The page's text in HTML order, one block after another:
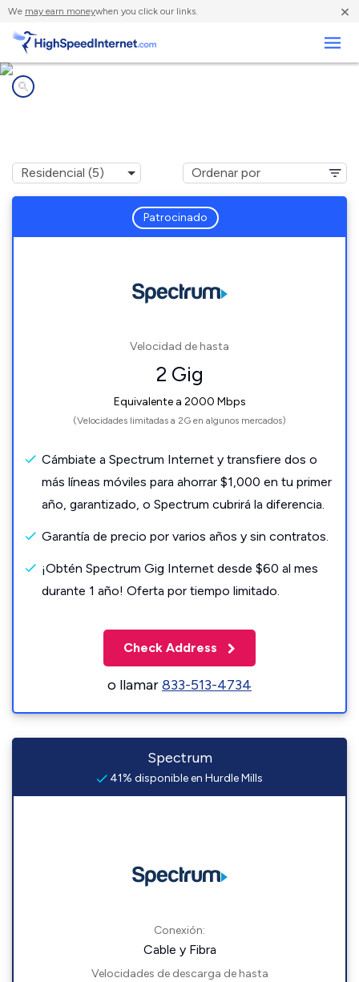
We may earn moneywhen you click our links. ×
Patrocinado
Velocidad de hasta
2 Gig
Equivalente a 2000 Mbps
(Velocidades limitadas a 2G en algunos mercados)
Cámbiate a Spectrum Internet y transfiere dos o
más líneas móviles para ahorrar $1,000 en tu primer
año, garantizado, o Spectrum cubrirá la diferencia.
Garantía de precio por varios años y sin contratos.
¡Obtén Spectrum Gig Internet desde $60 al mes
durante 1 año! Oferta por tiempo limitado.
Check Address
o llamar833-513-4734
Spectrum
41% disponible en Hurdle Mills
Conexión:
Cable y Fibra
Velocidades de descarga de hasta